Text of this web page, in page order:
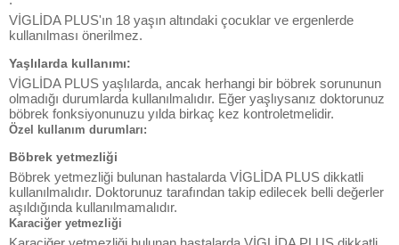
VİGLİDA PLUS'ın 18 yaşın altındaki çocuklar ve ergenlerde
kullanılması önerilmez.
Yaşlılarda kullanımı:
VİGLİDA PLUS yaşlılarda, ancak herhangi bir böbrek sorununun
olmadığı durumlarda kullanılmalıdır. Eğer yaşlıysanız doktorunuz
böbrek fonksiyonunuzu yılda birkaç kez kontroletmelidir.
Özel kullanım durumları:
Böbrek yetmezliği
Böbrek yetmezliği bulunan hastalarda VİGLİDA PLUS dikkatli
kullanılmalıdır. Doktorunuz tarafından takip edilecek belli değerler
aşıldığında kullanılmamalıdır.
Karaciğer yetmezliği